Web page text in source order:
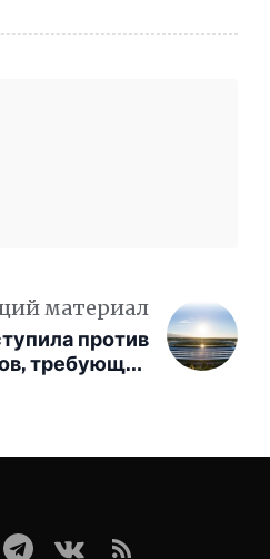
материал
против
требующих